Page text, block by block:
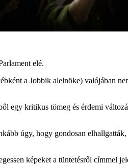
elé.
a Jobbik alelnöke) valójában
egy kritikus tömeg és érdemi
úgy, hogy gondosan
képeket a tüntetésről címmel